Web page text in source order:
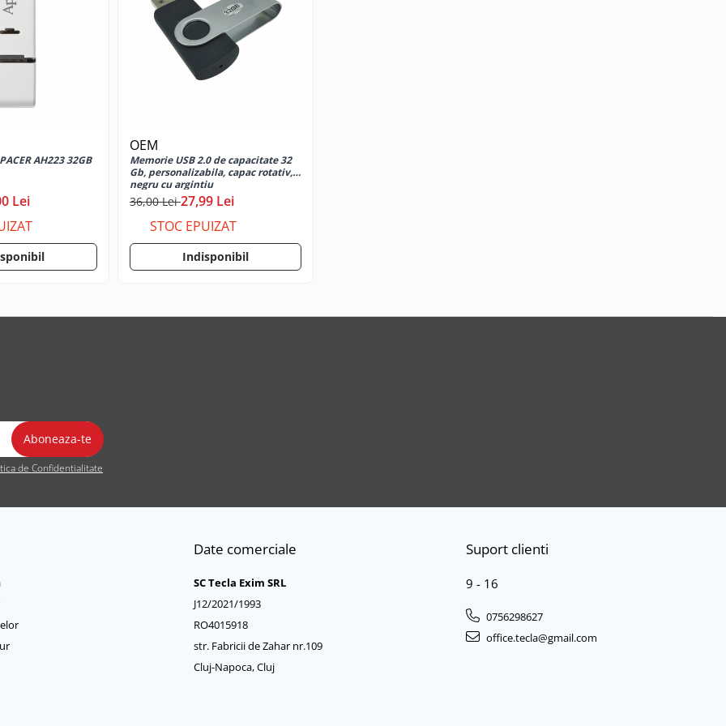
AH223 32GB
Lei
OEM
Memorie USB 2.0 de capacitate 32
Gb, personalizabila, capac rotativ,
negru cu argintiu
36,00 Lei27,99 Lei
STOC EPUIZAT
Indisponibil
de Confidentialitate
Date comerciale
SC Tecla Exim SRL
J12/2021/1993
RO4015918
str. Fabricii de Zahar nr.109
Cluj-Napoca, Cluj
Suport clienti
9 - 16
0756298627
office.tecla@gmail.com